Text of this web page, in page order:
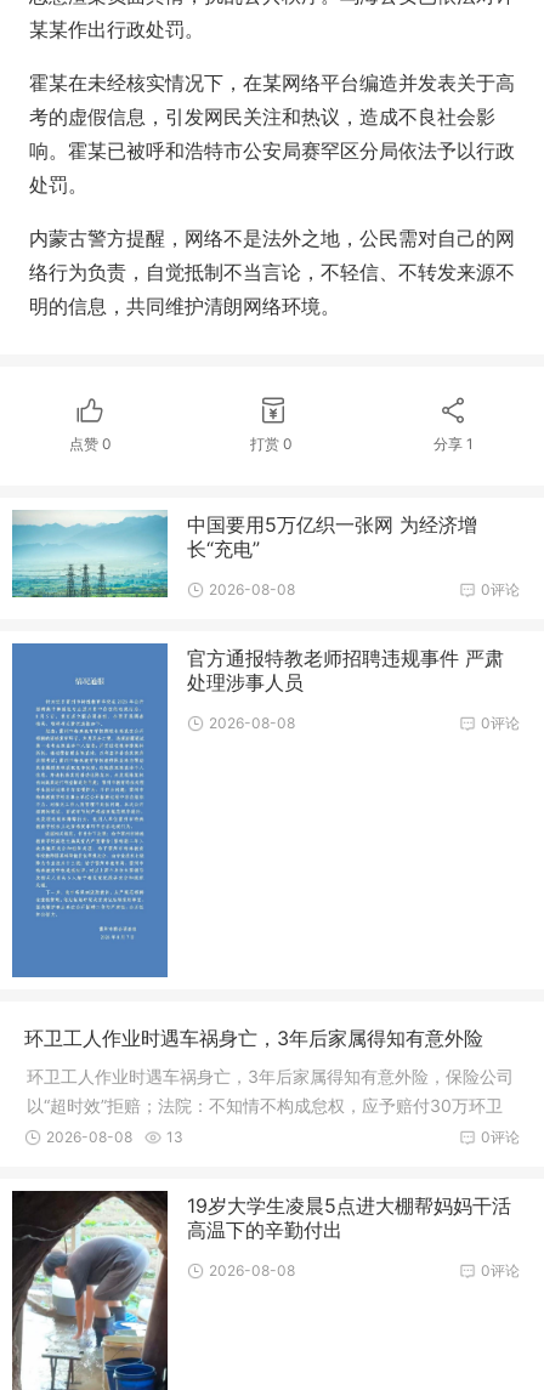
某某作出行政处罚。
霍某在未经核实情况下，在某网络平台编造并发表关于高
考的虚假信息，引发网民关注和热议，造成不良社会影
响。霍某已被呼和浩特市公安局赛罕区分局依法予以行政
处罚。
内蒙古警方提醒，网络不是法外之地，公民需对自己的网
络行为负责，自觉抵制不当言论，不轻信、不转发来源不
明的信息，共同维护清朗网络环境。
点赞0 打赏0 分享 1
中国要用5万亿织一张网 为经济增
长“充电”
0评论
2026-08-08
官方通报特教老师招聘违规事件 严肃
处理涉事人员
0评论
2026-08-08
环卫工人作业时遇车祸身亡，3年后家属得知有意外险
环卫工人作业时遇车祸身亡，3年后家属得知有意外险，保险公司
以“超时效”拒赔；法院：不知情不构成怠权，应予赔付30万环卫
工人作业时不幸遭遇车祸身亡，家属时隔数年才得知逝者享有单
过两年诉讼...
0评论
2026-08-08 13
19岁大学生凌晨5点进大棚帮妈妈干活
高温下的辛勤付出
0评论
2026-08-08